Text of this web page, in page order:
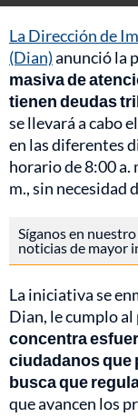
La Dirección de
(Dian)anunció la
masiva de
tienen deudas
se llevará a cabo
en las diferentes
horario de 8:00 a.
m., sin necesidad
Síganos en nuestro
noticias de mayor
La iniciativa se
Dian, le cumplo
concentra
ciudadanos que
busca que
que avancen los